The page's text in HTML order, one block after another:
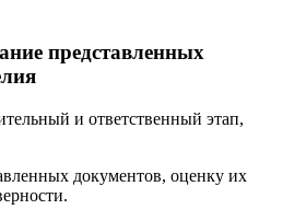
представленных
и ответственный этап,
документов, оценку их